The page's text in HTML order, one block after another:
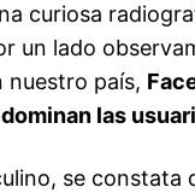
curiosa
un lado
nuestro país,
las
se constata